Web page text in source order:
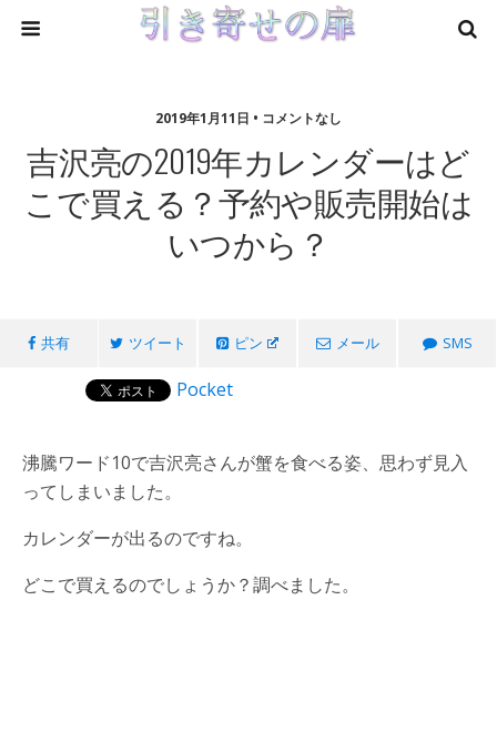
2019年1月11日 • コメントなし
吉沢亮の2019年カレンダーはど
こで買える？予約や販売開始は
いつから？
共有 ツイート ピン メール SMS
Pocket
沸騰ワード10で吉沢亮さんが蟹を食べる姿、思わず見入
ってしまいました。
カレンダーが出るのですね。
どこで買えるのでしょうか？調べました。